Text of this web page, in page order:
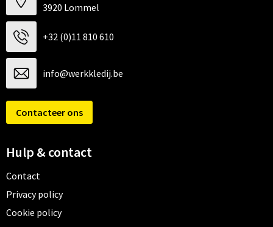
3920 Lommel
+32 (0)11 810 610
info@werkkledij.be
Contacteer ons
Hulp & contact
Contact
Privacy policy
Cookie policy